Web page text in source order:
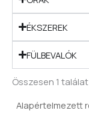
ÉKSZEREK
FÜLBEVALÓK
Összesen 1 találat